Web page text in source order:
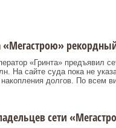
«Гринта» предъявил
На сайте суда пока не
долгов. По всем
сети